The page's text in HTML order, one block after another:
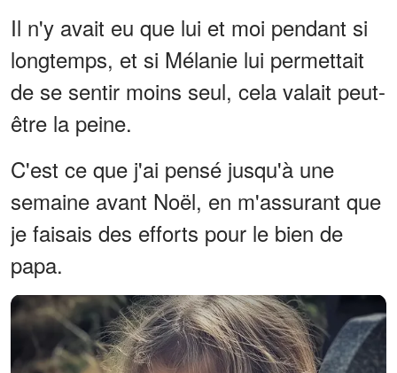
Il n'y avait eu que lui et moi pendant si
longtemps, et si Mélanie lui permettait
de se sentir moins seul, cela valait peut-
être la peine.
C'est ce que j'ai pensé jusqu'à une
semaine avant Noël, en m'assurant que
je faisais des efforts pour le bien de
papa.